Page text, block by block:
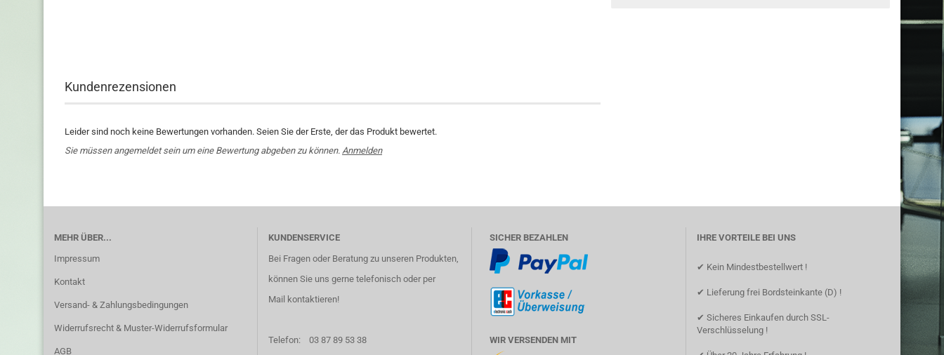
Kundenrezensionen
Leider sind noch keine Bewertungen vorhanden. Seien Sie der Erste, der das Produkt bewertet.
Sie müssen angemeldet sein um eine Bewertung abgeben zu können. Anmelden
MEHR ÜBER...
Impressum
Kontakt
Versand- & Zahlungsbedingungen
Widerrufsrecht & Muster-Widerrufsformular
AGB
KUNDENSERVICE
Bei Fragen oder Beratung zu unseren Produkten,
können Sie uns gerne telefonisch oder per
Mail kontaktieren!
Telefon: 03 87 89 53 38
SICHER BEZAHLEN
WIR VERSENDEN MIT
IHRE VORTEILE BEI UNS
✔ Kein Mindestbestellwert !
✔ Lieferung frei Bordsteinkante (D) !
✔ Sicheres Einkaufen durch SSL-
Verschlüsselung !